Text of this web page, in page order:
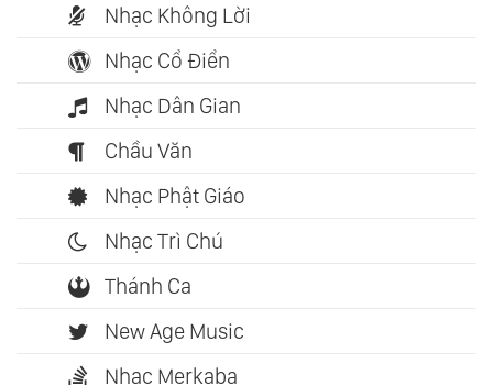
Nhạc Không Lời
Nhạc Cổ Điển
Nhạc Dân Gian
Chầu Văn
Nhạc Phật Giáo
Nhạc Trì Chú
Thánh Ca
New Age Music
Nhạc Merkaba